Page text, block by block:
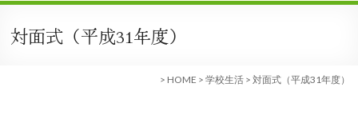
対面式（平成31年度）
> HOME > 学校生活 > 対面式（平成31年度）